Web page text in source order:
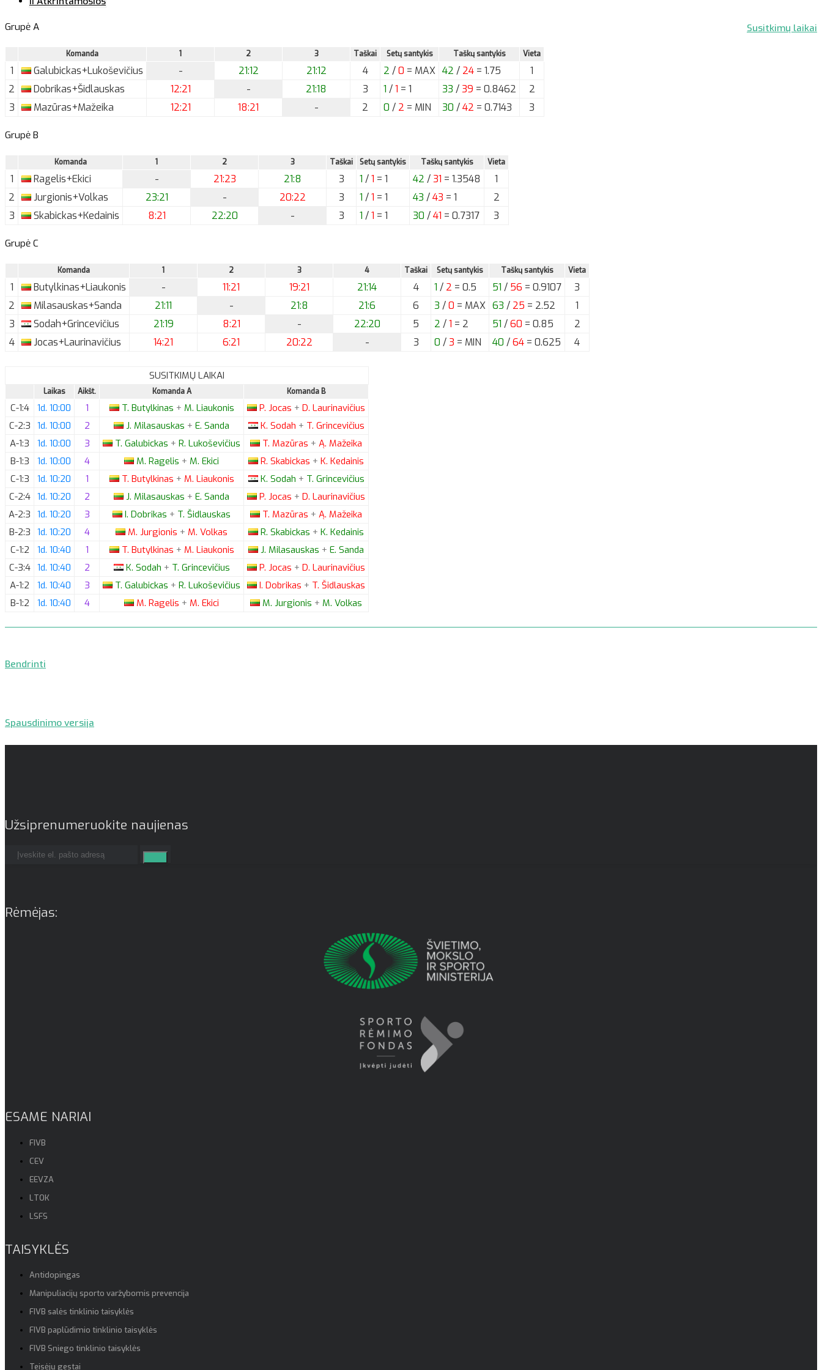
Susitkimų laikai
Grupė A
Komanda 1 2 3 Taškai Setų santykis Taškų santykis Vieta
1 Galubickas+Lukoševičius - 21:12 21:12 4 2 /0 = MAX 42 / 24 = 1.75
1
2
Dobrikas+Šidlauskas 12:21 - 21:18 3 1 /1 = 1 33 /39 = 0.8462
2
3
Mazūras+Mažeika 12:21 18:21 - 2 0 / 2 = MIN 30 /42 = 0.7143 3
Grupė B
Komanda 1 2 3 Taškai Setų santykis Taškų santykis Vieta
1 Ragelis+Ekici - 21:23 21:8 3 1 /1 = 1 42 /31 = 1.3548
1
2
Jurgionis+Volkas 23:21 - 20:22 3 1 /1 = 1 43 /43 = 1
2
3
Skabickas+Kedainis 8:21 22:20 - 3 1 /1 = 1 30 /41 = 0.7317 3
Grupė C
Komanda 1 2 3 4 Taškai Setų santykis Taškų santykis Vieta
1 Butylkinas+Liaukonis - 11:21 19:21 21:14 4 1 / 2 = 0.5 51 / 56 = 0.9107
3
2
Milasauskas+Sanda 21:11 - 21:8 21:6 6 3 /0 = MAX 63 / 25 = 2.52
1
3
Sodah+Grincevičius 21:19 8:21 - 22:20 5 2 /1 = 2 51 /60 = 0.85
2
4
Jocas+Laurinavičius 14:21 6:21 20:22 - 3 0 /3 = MIN 40 /64 = 0.625 4
SUSITKIMŲ LAIKAI
Laikas Aikšt. Komanda A Komanda B
C-1:4 1d. 10:00 1 T. Butylkinas + M. Liaukonis P. Jocas + D. Laurinavičius
C-2:3 1d. 10:00 2 J. Milasauskas + E. Sanda K. Sodah + T. Grincevičius
A-1:3
1d. 10:00 3 T. Galubickas + R. Lukoševičius T. Mazūras + Ą. Mažeika
B-1:3
1d. 10:00 4 M. Ragelis + M. Ekici R. Skabickas + K. Kedainis
C-1:3
1d. 10:20 1 T. Butylkinas + M. Liaukonis K. Sodah + T. Grincevičius
C-2:4 1d. 10:20 2 J. Milasauskas + E. Sanda P. Jocas + D. Laurinavičius
A-2:3 1d. 10:20 3 I. Dobrikas + T. Šidlauskas T. Mazūras + Ą. Mažeika
B-2:3 1d. 10:20 4 M. Jurgionis + M. Volkas R. Skabickas + K. Kedainis
C-1:2
1d. 10:40 1 T. Butylkinas + M. Liaukonis J. Milasauskas + E. Sanda
C-3:4 1d. 10:40 2 K. Sodah + T. Grincevičius P. Jocas + D. Laurinavičius
A-1:2
1d. 10:40 3 T. Galubickas + R. Lukoševičius I. Dobrikas + T. Šidlauskas
B-1:2
1d. 10:40 4 M. Ragelis + M. Ekici M. Jurgionis + M. Volkas
Bendrinti
Spausdinimo versija
Užsiprenumeruokite naujienas
Rėmėjas:
ESAME NARIAI
FIVB
CEV
EEVZA
LTOK
LSFS
TAISYKLĖS
Antidopingas
Manipuliacijų sporto varžybomis prevencija
FIVB salės tinklinio taisyklės
FIVB paplūdimio tinklinio taisyklės
FIVB Sniego tinklinio taisyklės
Teisėjų gestai